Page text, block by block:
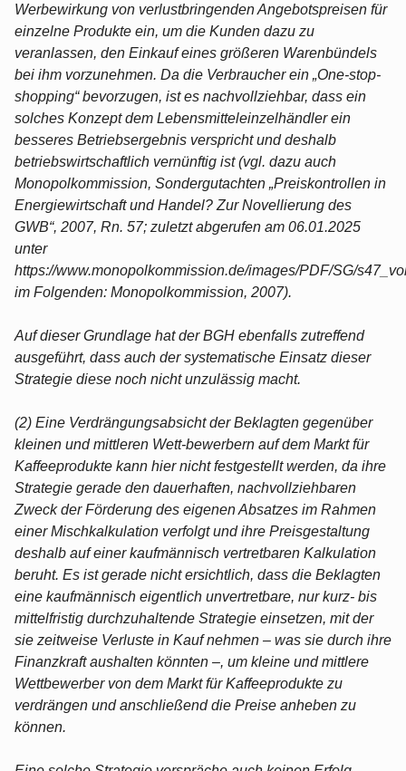
Werbewirkung von verlustbringenden Angebotspreisen für
einzelne Produkte ein, um die Kunden dazu zu
veranlassen, den Einkauf eines größeren Warenbündels
bei ihm vorzunehmen. Da die Verbraucher ein „One-stop-
shopping“ bevorzugen, ist es nachvollziehbar, dass ein
solches Konzept dem Lebensmitteleinzelhändler ein
besseres Betriebsergebnis verspricht und deshalb
betriebswirtschaftlich vernünftig ist (vgl. dazu auch
Monopolkommission, Sondergutachten „Preiskontrollen in
Energiewirtschaft und Handel? Zur Novellierung des
GWB“, 2007, Rn. 57; zuletzt abgerufen am 06.01.2025
unter
https://www.monopolkommission.de/images/PDF/SG/
im Folgenden: Monopolkommission, 2007).
Auf dieser Grundlage hat der BGH ebenfalls zutreffend
ausgeführt, dass auch der systematische Einsatz dieser
Strategie diese noch nicht unzulässig macht.
(2) Eine Verdrängungsabsicht der Beklagten gegenüber
kleinen und mittleren Wett-bewerbern auf dem Markt für
Kaffeeprodukte kann hier nicht festgestellt werden, da ihre
Strategie gerade den dauerhaften, nachvollziehbaren
Zweck der Förderung des eigenen Absatzes im Rahmen
einer Mischkalkulation verfolgt und ihre Preisgestaltung
deshalb auf einer kaufmännisch vertretbaren Kalkulation
beruht. Es ist gerade nicht ersichtlich, dass die Beklagten
eine kaufmännisch eigentlich unvertretbare, nur kurz- bis
mittelfristig durchzuhaltende Strategie einsetzen, mit der
sie zeitweise Verluste in Kauf nehmen – was sie durch ihre
Finanzkraft aushalten könnten –, um kleine und mittlere
Wettbewerber von dem Markt für Kaffeeprodukte zu
verdrängen und anschließend die Preise anheben zu
können.